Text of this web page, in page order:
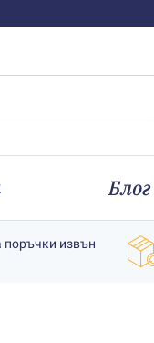
Блог
извън